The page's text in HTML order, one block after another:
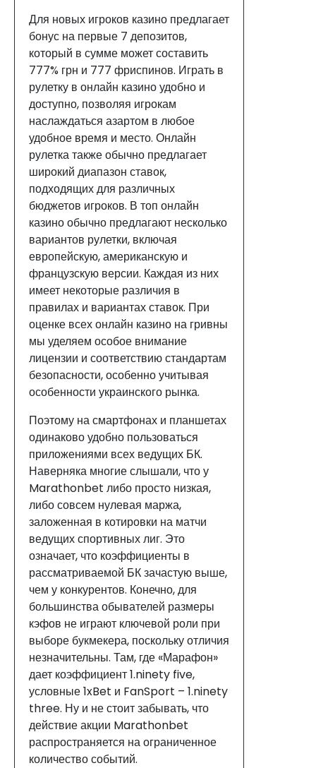
Для новых игроков казино предлагает
бонус на первые 7 депозитов,
который в сумме может составить
777% грн и 777 фриспинов. Играть в
рулетку в онлайн казино удобно и
доступно, позволяя игрокам
наслаждаться азартом в любое
удобное время и место. Онлайн
рулетка также обычно предлагает
широкий диапазон ставок,
подходящих для различных
бюджетов игроков. В топ онлайн
казино обычно предлагают несколько
вариантов рулетки, включая
европейскую, американскую и
французскую версии. Каждая из них
имеет некоторые различия в
правилах и вариантах ставок. При
оценке всех онлайн казино на гривны
мы уделяем особое внимание
лицензии и соответствию стандартам
безопасности, особенно учитывая
особенности украинского рынка.
Поэтому на смартфонах и планшетах
одинаково удобно пользоваться
приложениями всех ведущих БК.
Наверняка многие слышали, что у
Marathonbet либо просто низкая,
либо совсем нулевая маржа,
заложенная в котировки на матчи
ведущих спортивных лиг. Это
означает, что коэффициенты в
рассматриваемой БК зачастую выше,
чем у конкурентов. Конечно, для
большинства обывателей размеры
кэфов не играют ключевой роли при
выборе букмекера, поскольку отличия
незначительны. Там, где «Марафон»
дает коэффициент 1.ninety five,
условные 1xBet и FanSport – 1.ninety
three. Ну и не стоит забывать, что
действие акции Marathonbet
распространяется на ограниченное
количество событий.